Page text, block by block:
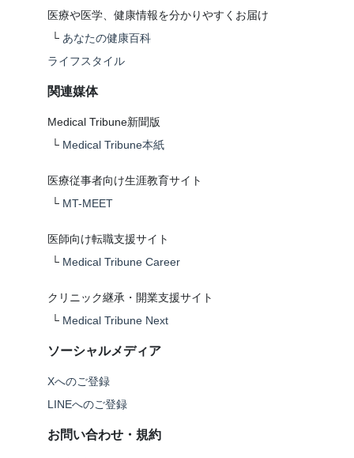
医療や医学、健康情報を分かりやすくお届け
└ あなたの健康百科
ライフスタイル
関連媒体
Medical Tribune新聞版
└ Medical Tribune本紙
医療従事者向け生涯教育サイト
└ MT-MEET
医師向け転職支援サイト
└ Medical Tribune Career
クリニック継承・開業支援サイト
└ Medical Tribune Next
ソーシャルメディア
Xへのご登録
LINEへのご登録
お問い合わせ・規約